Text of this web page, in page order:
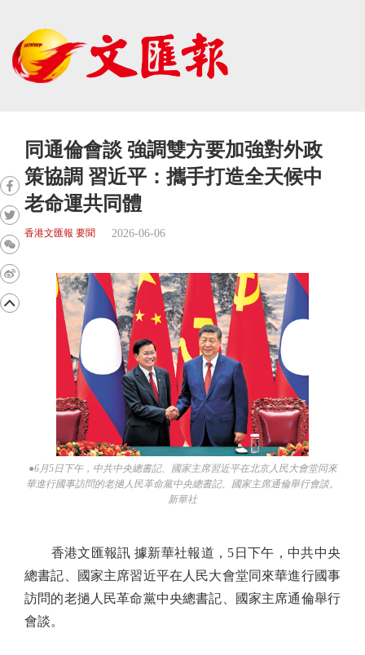
同通倫會談 強調雙方要加強對外政
策協調 習近平：攜手打造全天候中
老命運共同體
香港文匯報 要聞 2026-06-06
●6月5日下午，中共中央總書記、國家主席習近平在北京人民大會堂同來
華進行國事訪問的老撾人民革命黨中央總書記、國家主席通倫舉行會談。
新華社
香港文匯報訊 據新華社報道，5日下午，中共中央
總書記、國家主席習近平在人民大會堂同來華進行國事
訪問的老撾人民革命黨中央總書記、國家主席通倫舉行
會談。